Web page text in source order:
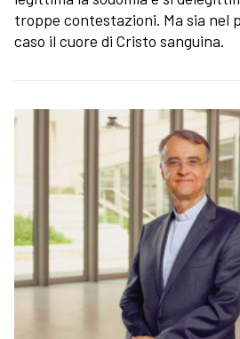
troppe contestazioni. Ma sia nel
caso il cuore di Cristo sanguina.